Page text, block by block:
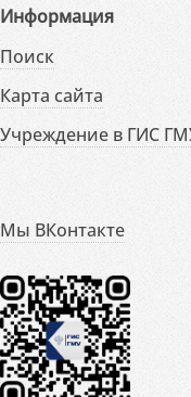
Информация
Поиск
Карта сайта
Учреждение в ГИС
Мы ВКонтакте